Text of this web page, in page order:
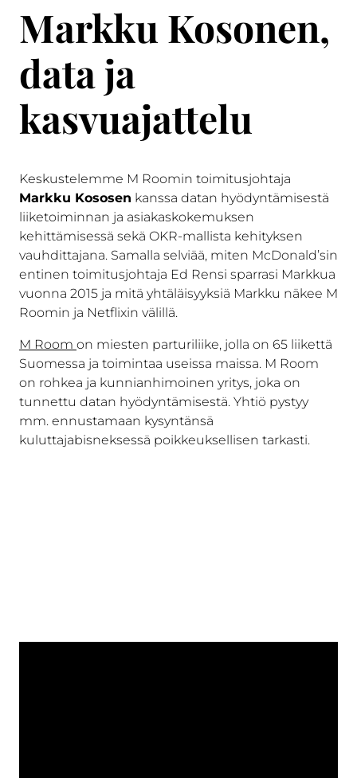
Markku Kosonen,
data ja
kasvuajattelu
Keskustelemme M Roomin toimitusjohtaja
Markku Kososen kanssa datan hyödyntämisestä
liiketoiminnan ja asiakaskokemuksen
kehittämisessä sekä OKR-mallista kehityksen
vauhdittajana. Samalla selviää, miten McDonald’sin
entinen toimitusjohtaja Ed Rensi sparrasi Markkua
vuonna 2015 ja mitä yhtäläisyyksiä Markku näkee M
Roomin ja Netflixin välillä.
M Room on miesten parturiliike, jolla on 65 liikettä
Suomessa ja toimintaa useissa maissa. M Room
on rohkea ja kunnianhimoinen yritys, joka on
tunnettu datan hyödyntämisestä. Yhtiö pystyy
mm. ennustamaan kysyntänsä
kuluttajabisneksessä poikkeuksellisen tarkasti.